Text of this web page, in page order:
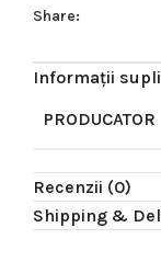
Share:
Informații
PRODUCATOR
Recenzii (0)
Shipping &